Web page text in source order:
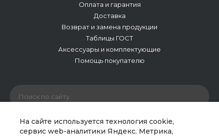
На сайте используется технология cookie,
сервис web-аналитики Яндекс. Метрика,
Оплата и гарантия
Доставка
Возврат и замена продукции
Таблицы ГОСТ
Аксессуары и комплектующие
Помощь покупателю